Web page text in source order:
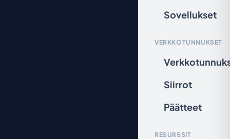
Sovellukset
VERKKOTUNNUKSET
Siirrot
Päätteet
RESURSSIT